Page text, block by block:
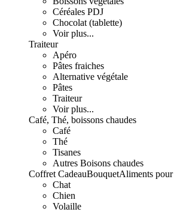
Céréales PDJ
Chocolat (tablette)
Voir plus...
Traiteur
Apéro
Pâtes fraiches
Alternative végétale
Pâtes
Traiteur
Voir plus...
Café, Thé, boissons chaudes
Café
Thé
Tisanes
Autres Boisons chaudes
Coffret CadeauBouquetAliments
Chat
Chien
Volaille